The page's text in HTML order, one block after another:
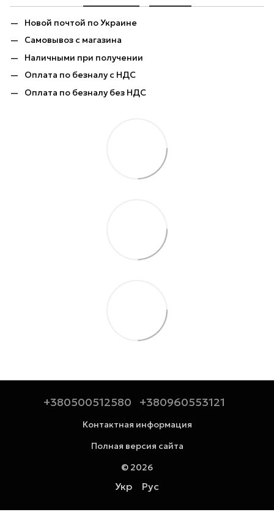
Новой почтой по Украине
Самовывоз с магазина
Наличными при получении
Оплата по безналу с НДС
Оплата по безналу без НДС
+380500512580 +380960553121
Контактная информация
Полная версия сайта
© 2026
Укр Рус